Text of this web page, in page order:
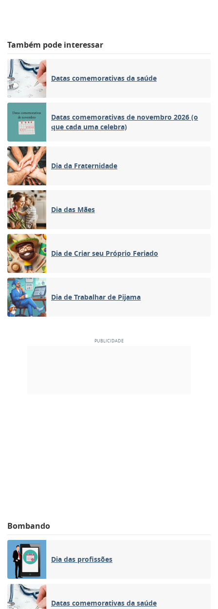
Também pode interessar
Datas comemorativas da saúde
Datas comemorativas de novembro 2026 (o
que cada uma celebra)
Dia da Fraternidade
Dia das Mães
Dia de Criar seu Próprio Feriado
Dia de Trabalhar de Pijama
Bombando
Dia das profissões
Datas comemorativas da saúde